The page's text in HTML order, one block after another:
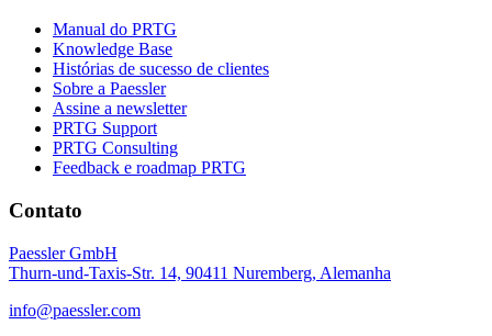
Manual do PRTG
Knowledge Base
Histórias de sucesso de clientes
Sobre a Paessler
Assine a newsletter
PRTG Support
PRTG Consulting
Feedback e roadmap PRTG
Contato
Paessler GmbH
Thurn-und-Taxis-Str. 14, 90411 Nuremberg, Alemanha
info@paessler.com